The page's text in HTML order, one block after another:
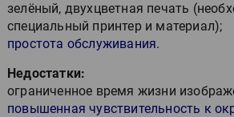
зелёный, двухцветная печать
специальный принтер и материал);
простота обслуживания.
Недостатки:
ограниченное время жизни
повышенная чувствительность к